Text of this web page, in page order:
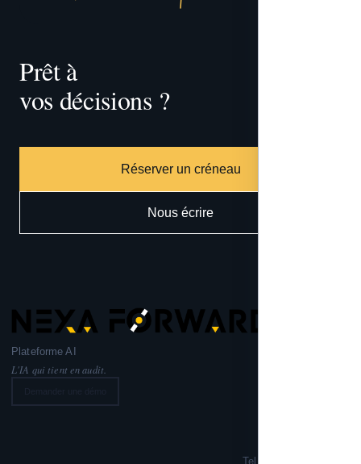
Prêt à
tracer
vos décisions ?
Réserver un créneau
Nous écrire
Plateforme AI
L'IA qui tient en audit.
Tel: +33 6 99 02 72 50